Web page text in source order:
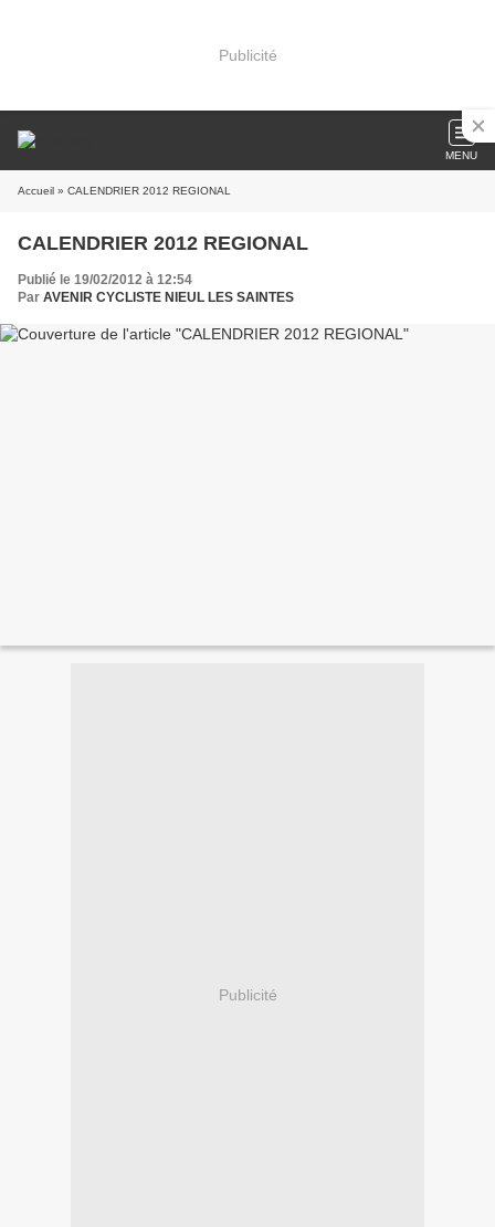
Publicité
MENU
Accueil » CALENDRIER 2012 REGIONAL
CALENDRIER 2012 REGIONAL
Publié le 19/02/2012 à 12:54
Par AVENIR CYCLISTE NIEUL LES SAINTES
Publicité